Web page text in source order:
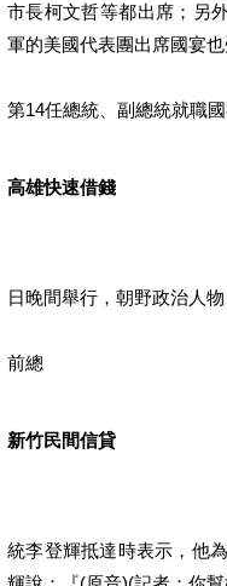
市長柯文哲等都出席；另
軍的美國代表團出席國宴也
第14任總統、副總統就職
高雄快速借錢
日晚間舉行，朝野政治人
前總
新竹民間信貸
統李登輝抵達時表示，他